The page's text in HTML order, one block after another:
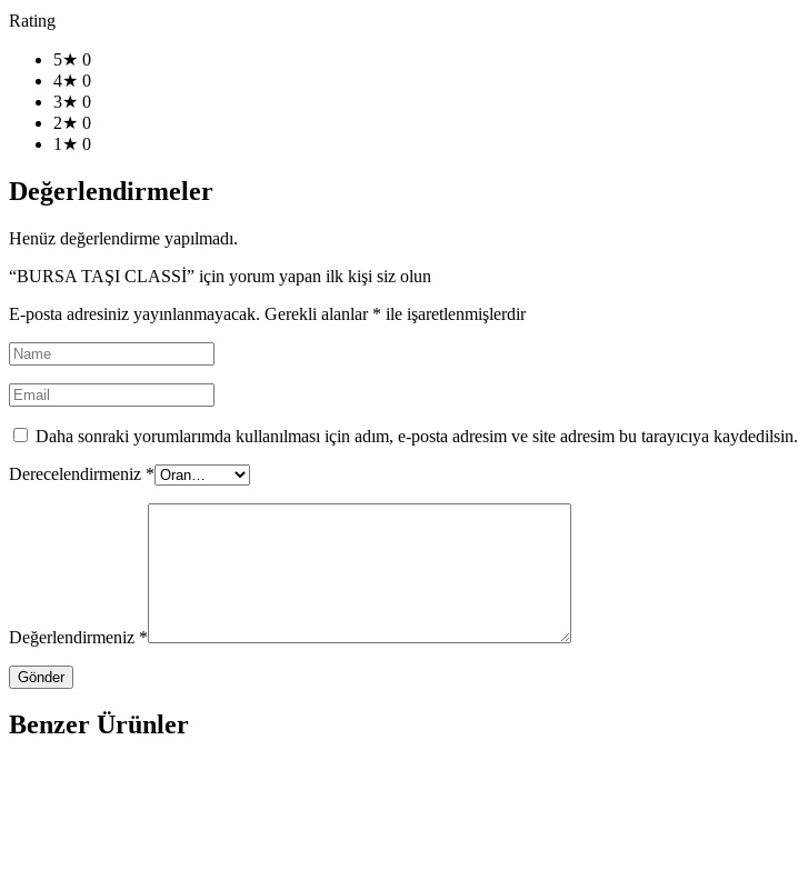
Rating
5★ 0
4★ 0
3★ 0
2★ 0
1★ 0
Değerlendirmeler
Henüz değerlendirme yapılmadı.
“BURSA TAŞI CLASSİ” için yorum yapan ilk kişi siz olun
E-posta adresiniz yayınlanmayacak. Gerekli alanlar * ile işaretlenmişlerdir
Daha sonraki yorumlarımda kullanılması için adım, e-posta adresim ve site adresim bu tarayıcıya kaydedilsin.
Derecelendirmeniz *
Değerlendirmeniz *
Benzer Ürünler